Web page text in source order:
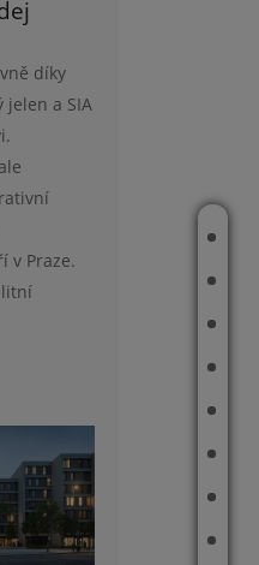
NEMOVITOSTÍ
PŘÍBĚHY
CENY NEMOVITOSTI
díky
jelen a SIA
v Praze.